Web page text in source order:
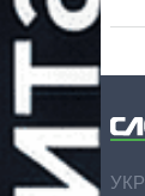
УКР